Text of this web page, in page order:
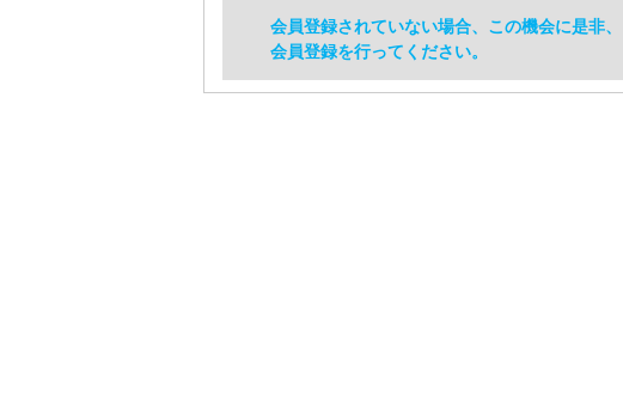
会員登録されていない場合、この機会に是非、
会員登録を行ってください。